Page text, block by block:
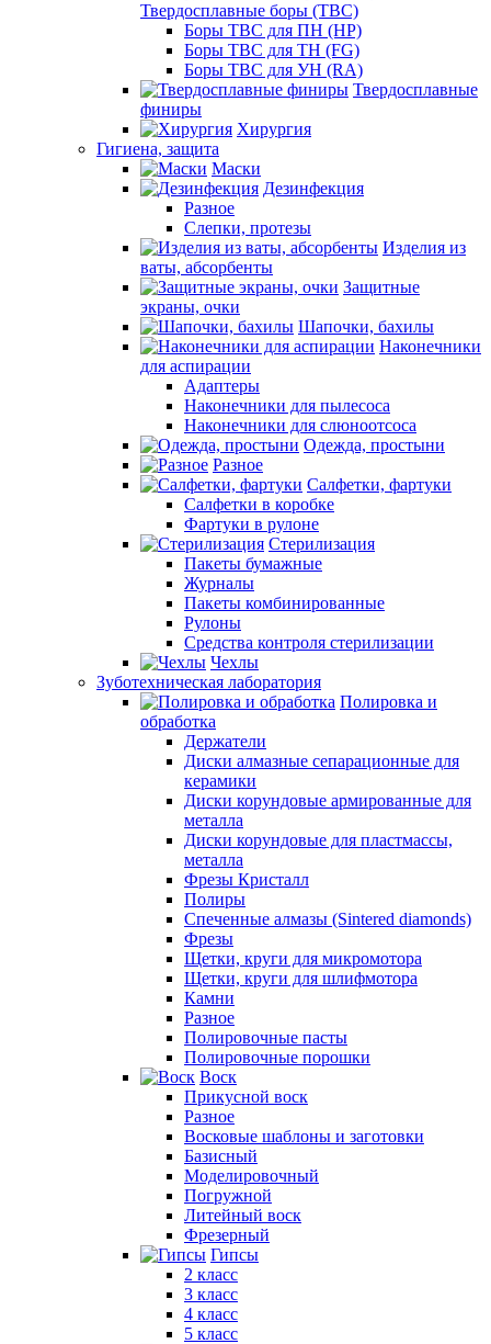
Твердосплавные боры (ТВС)
Боры ТВС для ПН (HP)
Боры ТВС для ТН (FG)
Боры ТВС для УН (RA)
Твердосплавные
финиры
Хирургия
Гигиена, защита
Маски
Дезинфекция
Разное
Слепки, протезы
Изделия из
ваты, абсорбенты
Защитные
экраны, очки
Шапочки, бахилы
Наконечники
для аспирации
Адаптеры
Наконечники для пылесоса
Наконечники для слюноотсоса
Одежда, простыни
Разное
Салфетки, фартуки
Салфетки в коробке
Фартуки в рулоне
Стерилизация
Пакеты бумажные
Журналы
Пакеты комбинированные
Рулоны
Средства контроля стерилизации
Чехлы
Зуботехническая лаборатория
Полировка и
обработка
Держатели
Диски алмазные сепарационные для
керамики
Диски корундовые армированные для
металла
Диски корундовые для пластмассы,
металла
Фрезы Кристалл
Полиры
Спеченные алмазы (Sintered diamonds)
Фрезы
Щетки, круги для микромотора
Щетки, круги для шлифмотора
Камни
Разное
Полировочные пасты
Полировочные порошки
Воск
Прикусной воск
Разное
Восковые шаблоны и заготовки
Базисный
Моделировочный
Погружной
Литейный воск
Фрезерный
Гипсы
2 класс
3 класс
4 класс
5 класс